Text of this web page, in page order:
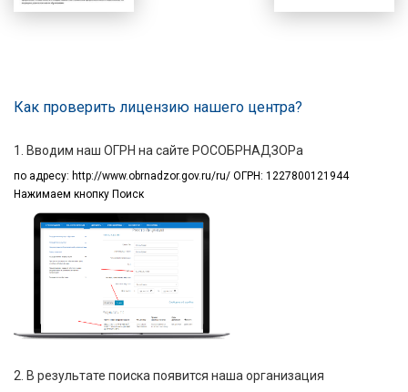
Как проверить лицензию нашего центра?
1. Вводим наш ОГРН на сайте РОСОБРНАДЗОРа
по адресу: http://www.obrnadzor.gov.ru/ru/ ОГРН: 1227800121944
Нажимаем кнопку Поиск
2. В результате поиска появится наша организация